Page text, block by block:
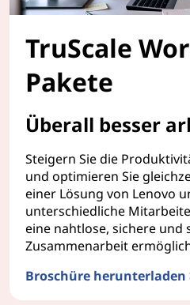
TruScale
Pakete
Überall besser
Steigern Sie die
und optimieren Sie
einer Lösung von Lenovo
unterschiedliche
eine nahtlose, sichere
Zusammenarbeit
Broschüre herunterladen